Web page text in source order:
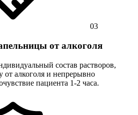
03
от алкоголя
состав растворов,
от алкоголя и непрерывно
пациента 1-2 часа.